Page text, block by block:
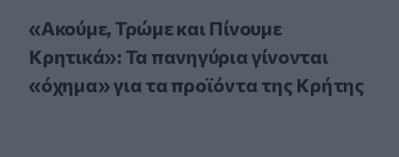
«Ακούμε, Τρώμε και Πίνουμε
Κρητικά»: Τα πανηγύρια γίνονται
«όχημα» για τα προϊόντα της Κρήτης